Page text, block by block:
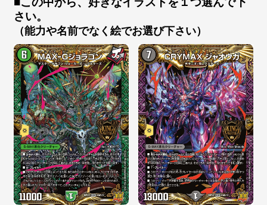
さい。
（能力や名前でなく絵でお選び下さい）